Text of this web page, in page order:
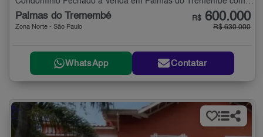
Palmas do Tremembé
Zona Norte - São Paulo
R$ 600.000
R$ 630.000
WhatsApp Contatar